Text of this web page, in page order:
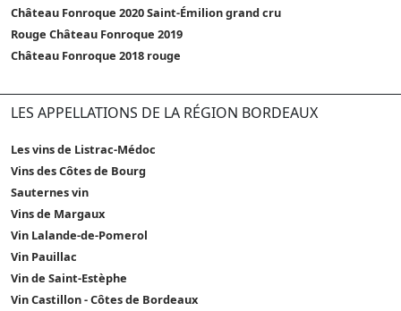
Château Fonroque 2020 Saint-Émilion grand cru
Rouge Château Fonroque 2019
Château Fonroque 2018 rouge
LES APPELLATIONS DE LA RÉGION BORDEAUX
Les vins de Listrac-Médoc
Vins des Côtes de Bourg
Sauternes vin
Vins de Margaux
Vin Lalande-de-Pomerol
Vin Pauillac
Vin de Saint-Estèphe
Vin Castillon - Côtes de Bordeaux